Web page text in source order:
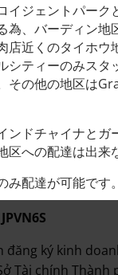
khô hơn thăn
Nam nhỏ giọt
sẽ được giao
đăng ký kinh
Tài chính Thành
イジェントパーク
為、バーディン地
店近くのタイホウ
シティーのみスタ
その他の地区は
ンドチャイナとガ
区への配達は出来
配達が可能です。